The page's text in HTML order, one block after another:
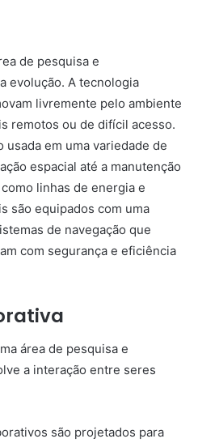
de pesquisa e
evolução. A tecnologia
livremente pelo ambiente
remotos ou de difícil acesso.
usada em uma variedade de
espacial até a manutenção
linhas de energia e
são equipados com uma
de navegação que
com segurança e eficiência
área de pesquisa e
a interação entre seres
são projetados para